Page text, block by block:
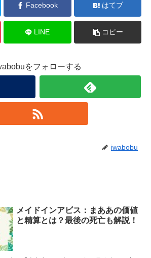
Facebook はてブ
LINE コピー
をフォローする
iwabobu
メイドインアビス：まああの価値
と精算とは？最後の死亡も解説！